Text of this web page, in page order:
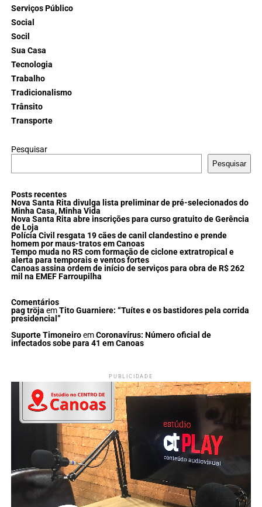
Serviços Público
Social
Socil
Sua Casa
Tecnologia
Trabalho
Tradicionalismo
Trânsito
Transporte
Pesquisar
Pesquisar
Posts recentes
Nova Santa Rita divulga lista preliminar de pré-selecionados do
Minha Casa, Minha Vida
Nova Santa Rita abre inscrições para curso gratuito de Gerência
de Loja
Polícia Civil resgata 19 cães de canil clandestino e prende
homem por maus-tratos em Canoas
Tempo muda no RS com formação de ciclone extratropical e
alerta para temporais e ventos fortes
Canoas assina ordem de início de serviços para obra de R$ 262
mil na EMEF Farroupilha
Comentários
pag tröja emTito Guarniere: “Tuítes e os bastidores pela corrida
presidencial”
Suporte TimoneiroemCoronavírus: Número oficial de
infectados sobe para 41 em Canoas
PUBLICIDADE